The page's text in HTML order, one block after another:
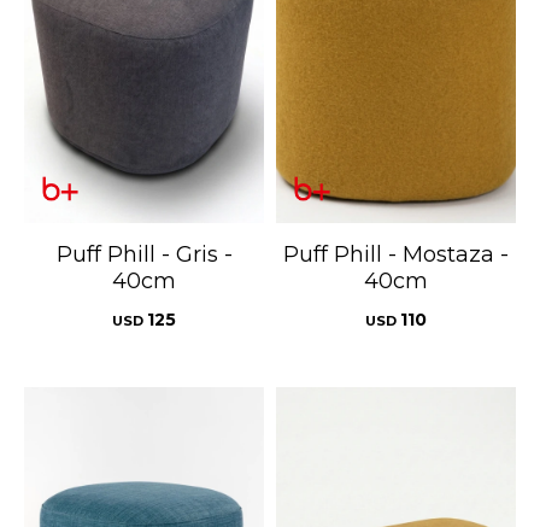
Puff Phill - Gris -
40cm
USD 125
Puff Phill - Mostaza -
40cm
USD 110